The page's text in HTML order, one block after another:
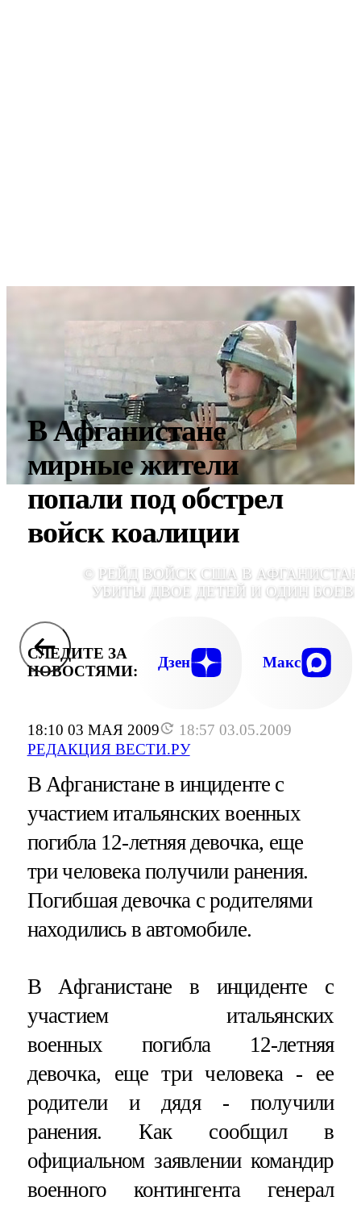
18:10 03 МАЯ 2009
18:57 03.05.2009
РЕДАКЦИЯ ВЕСТИ.РУ
В Афганистане
мирные жители
попали под обстрел
войск коалиции
© РЕЙД ВОЙСК США В
УБИТЫ ДВОЕ ДЕТЕЙ И ОДИН
СЛЕДИТЕ ЗА
НОВОСТЯМИ:
Дзен Макс
В Афганистане в инциденте с
участием итальянских военных
погибла 12-летняя девочка, еще
три человека получили ранения.
Погибшая девочка с родителями
находились в автомобиле.
В Афганистане в инциденте с
участием итальянских
военных погибла 12-летняя
девочка, еще три человека - ее
родители и дядя - получили
ранения. Как сообщил в
официальном заявлении командир
военного контингента генерал